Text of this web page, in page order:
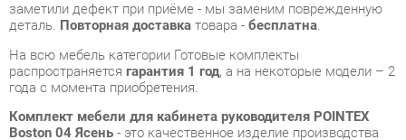
Комплект мебели для кабинета руководителя POINTEX
Boston 04 Ясень- это качественное изделие производства
стандарту.
Надеемся, вы останетесь довольны вашим приобретением, и
будем рады, если вы оставите отзыв об опыте его
использования, который поможет сориентироваться нашим
будущим покупателям.